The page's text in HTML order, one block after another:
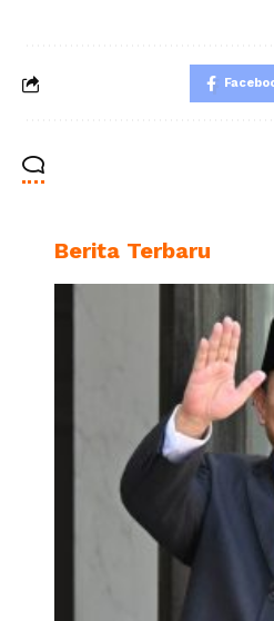
Berita Terbaru